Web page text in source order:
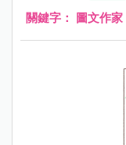
關鍵字： 圖文作家